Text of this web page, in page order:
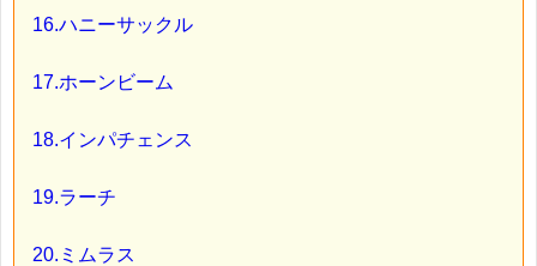
16.ハニーサックル
17.ホーンビーム
18.インパチェンス
19.ラーチ
20.ミムラス